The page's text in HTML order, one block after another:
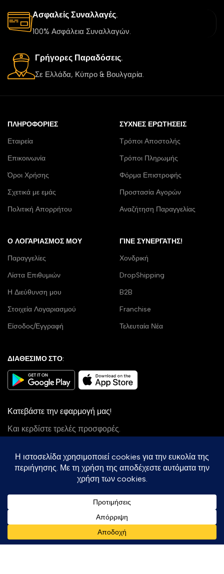
Ασφαλείς Συναλλαγές.
100% Ασφάλεια Συναλλαγών.
Γρήγορες Παραδόσεις.
Σε Ελλάδα, Κύπρο & Βουλγαρία.
ΠΛΗΡΟΦΟΡΊΕΣ
Εταιρεία
Επικοινωνία
Όροι Χρήσης
Σχετικά με εμάς
Πολιτική Απορρήτου
ΣΥΧΝΈΣ ΕΡΩΤΉΣΕΙΣ
Τρόποι Αποστολής
Τρόποι Πληρωμής
Φόρμα Επιστροφής
Προστασία Αγορών
Αναζήτηση Παραγγελίας
Ο ΛΟΓΑΡΙΑΣΜΌΣ ΜΟΥ
Παραγγελίες
Λίστα Επιθυμιών
Η Διεύθυνση μου
Στοιχεία Λογαριασμού
Είσοδος/Εγγραφή
ΓΊΝΕ ΣΥΝΕΡΓΆΤΗΣ!
Χονδρική
DropShipping
B2B
Franchise
Τελευταία Νέα
ΔΙΑΘΕΣΙΜΟ ΣΤΟ:
Κατεβάστε την εφαρμογή μας!
Και κερδίστε τρελές προσφορές.
Πληρώστε με Κάρτες: Ταχυμεταφορές: